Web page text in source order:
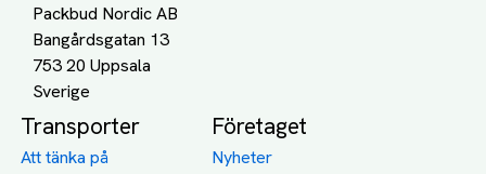
Packbud Nordic AB
Bangårdsgatan 13
753 20 Uppsala
Transporter
Att tänka på
Företaget
Nyheter